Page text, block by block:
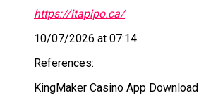
https://itapipo.ca/
10/07/2026 at 07:14
References:
KingMaker Casino App Download